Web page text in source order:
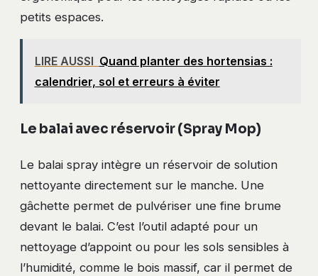
petits espaces.
LIRE AUSSI Quand planter des hortensias :
calendrier, sol et erreurs à éviter
Le balai avec réservoir (Spray Mop)
Le balai spray intègre un réservoir de solution
nettoyante directement sur le manche. Une
gâchette permet de pulvériser une fine brume
devant le balai. C’est l’outil adapté pour un
nettoyage d’appoint ou pour les sols sensibles à
l’humidité, comme le bois massif, car il permet de